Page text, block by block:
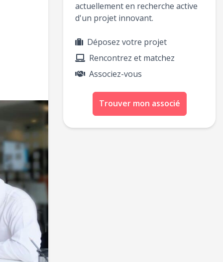
actuellement en recherche active
d'un projet innovant.
Déposez votre projet
Rencontrez et matchez
Associez-vous
Trouver mon associé